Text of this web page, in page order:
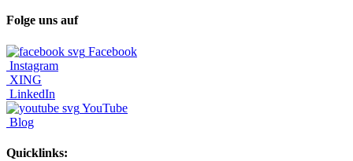
Folge uns auf
Facebook
Instagram
XING
LinkedIn
YouTube
Blog
Quicklinks: